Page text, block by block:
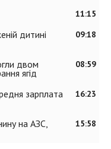
11:15
09:18
дитині
08:59
двом
ягід
16:23
зарплата
15:58
на АЗС,